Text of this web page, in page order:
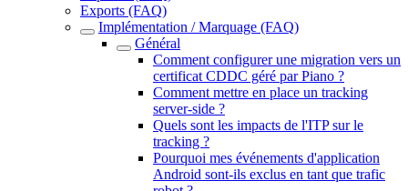
Exports (FAQ)
Implémentation / Marquage (FAQ)
Général
Comment configurer une migration vers un
certificat CDDC géré par Piano ?
Comment mettre en place un tracking
server-side ?
Quels sont les impacts de l'ITP sur le
tracking ?
Pourquoi mes événements d'application
Android sont-ils exclus en tant que trafic